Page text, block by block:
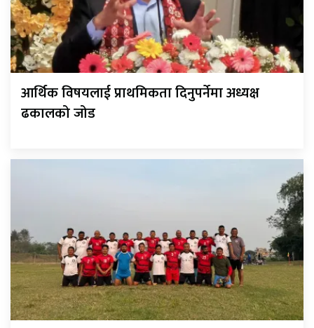
आर्थिक विषयलाई प्राथमिकता दिनुपर्नेमा अध्यक्ष
ढकालको जोड